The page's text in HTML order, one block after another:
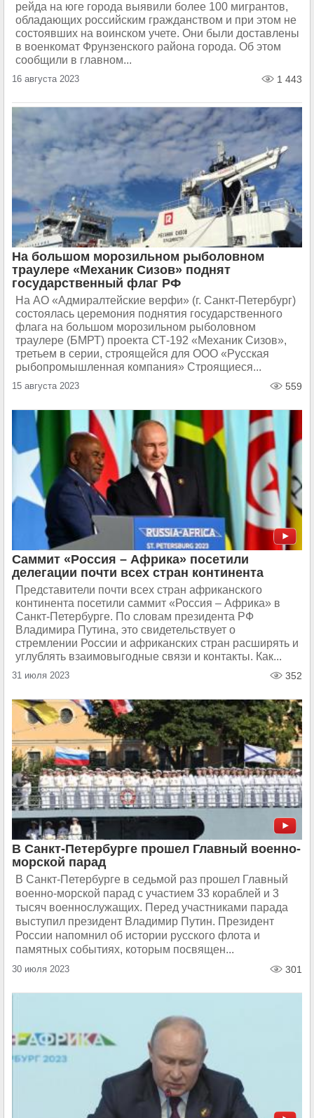
рейда на юге города выявили более 100 мигрантов,
обладающих российским гражданством и при этом не
состоявших на воинском учете. Они были доставлены
в военкомат Фрунзенского района города. Об этом
сообщили в главном...
16 августа 2023 1 443
На большом морозильном рыболовном
траулере «Механик Сизов» поднят
государственный флаг РФ
На АО «Адмиралтейские верфи» (г. Санкт-Петербург)
состоялась церемония поднятия государственного
флага на большом морозильном рыболовном
траулере (БМРТ) проекта СТ-192 «Механик Сизов»,
третьем в серии, строящейся для ООО «Русская
рыбопромышленная компания» Строящиеся...
15 августа 2023 559
Саммит «Россия – Африка» посетили
делегации почти всех стран континента
Представители почти всех стран африканского
континента посетили саммит «Россия – Африка» в
Санкт-Петербурге. По словам президента РФ
Владимира Путина, это свидетельствует о
стремлении России и африканских стран расширять и
углублять взаимовыгодные связи и контакты. Как...
31 июля 2023 352
В Санкт-Петербурге прошел Главный военно-
морской парад
В Санкт-Петербурге в седьмой раз прошел Главный
военно-морской парад с участием 33 кораблей и 3
тысяч военнослужащих. Перед участниками парада
выступил президент Владимир Путин. Президент
России напомнил об истории русского флота и
памятных событиях, которым посвящен...
30 июля 2023 301